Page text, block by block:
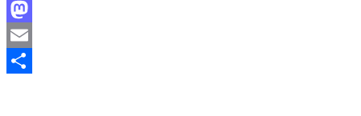
Facebook
Mastodon
Email